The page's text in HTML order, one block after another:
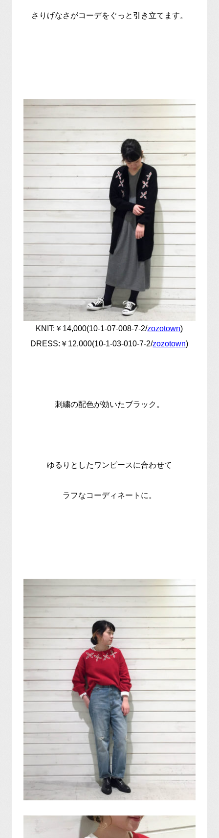
さりげなさがコーデをぐっと引き立てます。
KNIT:￥14,000(10-1-07-008-7-2/zozotown)
DRESS:￥12,000(10-1-03-010-7-2/zozotown)
刺繍の配色が効いたブラック。
ゆるりとしたワンピースに合わせて
ラフなコーディネートに。